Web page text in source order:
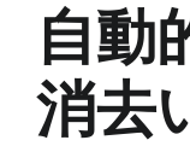
自動
消去